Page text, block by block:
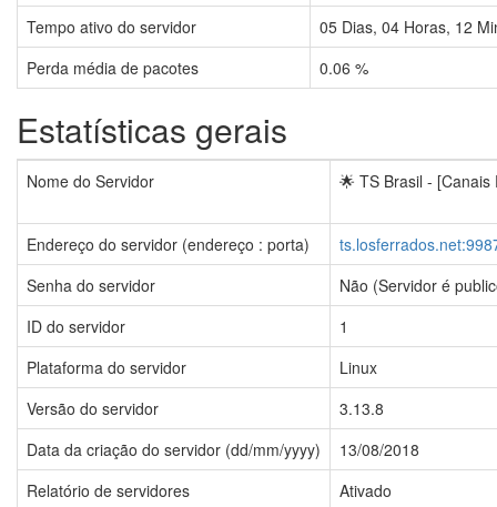
Tempo ativo do servidor
05 Dias, 04 Horas, 12
Perda média de pacotes
0.06 %
Estatísticas gerais
Nome do Servidor 🌟 TS Brasil -
Endereço do servidor (endereço : porta)
Senha do servidor
Não (Servidor é
ID do servidor
1
Plataforma do servidor
Linux
Versão do servidor
3.13.8
Data da criação do servidor (dd/mm/yyyy)
13/08/2018
Relatório de servidores
Ativado